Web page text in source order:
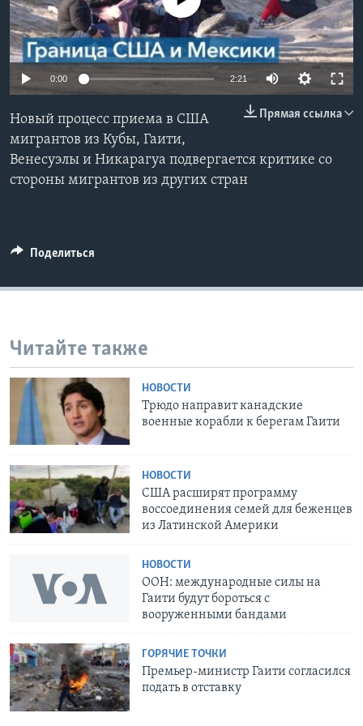
Learning English
СОЦИАЛЬНЫЕ СЕТИ
Языки
0:00 2:21
Прямая ссылка
Новый процесс приема в США
мигрантов из Кубы, Гаити,
Венесуэлы и Никарагуа подвергается критике со
стороны мигрантов из других стран
Поделиться
Читайте также
НОВОСТИ
Трюдо направит канадские
военные корабли к берегам Гаити
НОВОСТИ
США расширят программу
воссоединения семей для беженцев
из Латинской Америки
НОВОСТИ
ООН: международные силы на
Гаити будут бороться с
вооруженными бандами
ГОРЯЧИЕ ТОЧКИ
Премьер-министр Гаити согласился
подать в отставку